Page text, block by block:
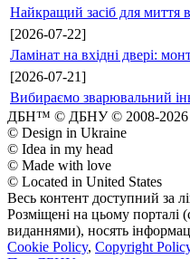
Найкращий засіб для миття
[2026-07-22]
Ламінат на вхідні двері:
[2026-07-21]
Вибираємо зварювальний
ДБН™ © ДБНУ © 2008-2026
© Design in Ukraine
© Idea in my head
© Made with love
© Located in United States
Весь контент доступний за
Розміщені на цьому порталі
виданнями), носять
Cookie Policy, Copyright